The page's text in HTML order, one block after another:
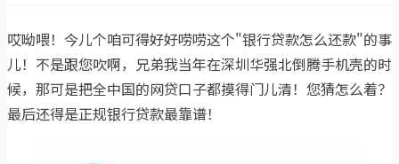
哎呦喂！今儿个咱可得好好唠唠这个"银行贷款怎么还款"的事
儿！不是跟您吹啊，兄弟我当年在深圳华强北倒腾手机壳的时
候，那可是把全中国的网贷口子都摸得门儿清！您猜怎么着？
最后还得是正规银行贷款最靠谱！